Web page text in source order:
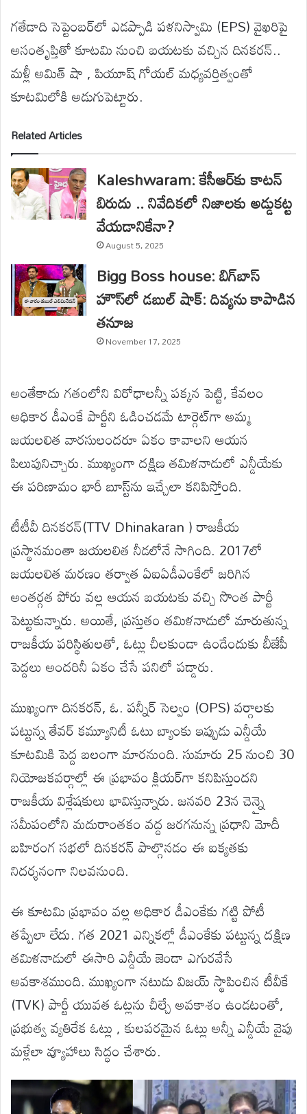
గతేడాది సెప్టెంబర్‌లో ఎడప్పాడి పళనిస్వామి (EPS) వైఖరిపై
అసంతృప్తితో కూటమి నుంచి బయటకు వచ్చిన దినకరన్..
మళ్లీ అమిత్ షా , పియూష్ గోయల్ మధ్యవర్తిత్వంతో
కూటమిలోకి అడుగుపెట్టారు.
Related Articles
Kaleshwaram: కేసీఆర్‌కు కాటన్
బిరుదు .. నివేదికలో నిజాలకు అడ్డుకట్ట
వేయడానికేనా?
August 5, 2025
Bigg Boss house: బిగ్‌బాస్
హౌస్‌లో డబుల్ షాక్: దివ్యను కాపాడిన
తనూజ
November 17, 2025
అంతేకాదు గతంలోని విరోధాలన్నీ పక్కన పెట్టి, కేవలం
అధికార డీఎంకే పార్టీని ఓడించడమే టార్గెట్‌గా అమ్మ
జయలలిత వారసులందరూ ఏకం కావాలని ఆయన
పిలుపునిచ్చారు. ముఖ్యంగా దక్షిణ తమిళనాడులో ఎన్డీయేకు
ఈ పరిణామం భారీ బూస్ట్‌ను ఇచ్చేలా కనిపిస్తోంది.
టీటీవీ దినకరన్(TTV Dhinakaran ) రాజకీయ
ప్రస్థానమంతా జయలలిత నీడలోనే సాగింది. 2017లో
జయలలిత మరణం తర్వాత ఏఐఏడీఎంకేలో జరిగిన
అంతర్గత పోరు వల్ల ఆయన బయటకు వచ్చి సొంత పార్టీ
పెట్టుకున్నారు. అయితే, ప్రస్తుతం తమిళనాడులో మారుతున్న
రాజకీయ పరిస్థితులతో, ఓట్లు చీలకుండా ఉండేందుకు బీజేపీ
పెద్దలు అందరినీ ఏకం చేసే పనిలో పడ్డారు.
ముఖ్యంగా దినకరన్, ఓ. పన్నీర్ సెల్వం (OPS) వర్గాలకు
పట్టున్న తేవర్ కమ్యూనిటీ ఓటు బ్యాంకు ఇప్పుడు ఎన్డీయే
కూటమికి పెద్ద బలంగా మారనుంది. సుమారు 25 నుంచి 30
నియోజకవర్గాల్లో ఈ ప్రభావం క్లియర్‌గా కనిపిస్తుందని
రాజకీయ విశ్లేషకులు భావిస్తున్నారు. జనవరి 23న చెన్నై
సమీపంలోని మదురాంతకం వద్ద జరగనున్న ప్రధాని మోదీ
బహిరంగ సభలో దినకరన్ పాల్గొనడం ఈ ఐక్యతకు
నిదర్శనంగా నిలవనుంది.
ఈ కూటమి ప్రభావం వల్ల అధికార డీఎంకేకు గట్టి పోటీ
తప్పేలా లేదు. గత 2021 ఎన్నికల్లో డీఎంకేకు పట్టున్న దక్షిణ
తమిళనాడులో ఈసారి ఎన్డీయే జెండా ఎగురవేసే
అవకాశముంది. ముఖ్యంగా నటుడు విజయ్ స్థాపించిన టీవీకే
(TVK) పార్టీ యువత ఓట్లను చీల్చే అవకాశం ఉండటంతో,
ప్రభుత్వ వ్యతిరేక ఓట్లు , కులపరమైన ఓట్లు అన్నీ ఎన్డీయే వైపు
మళ్లేలా వ్యూహాలు సిద్ధం చేశారు.